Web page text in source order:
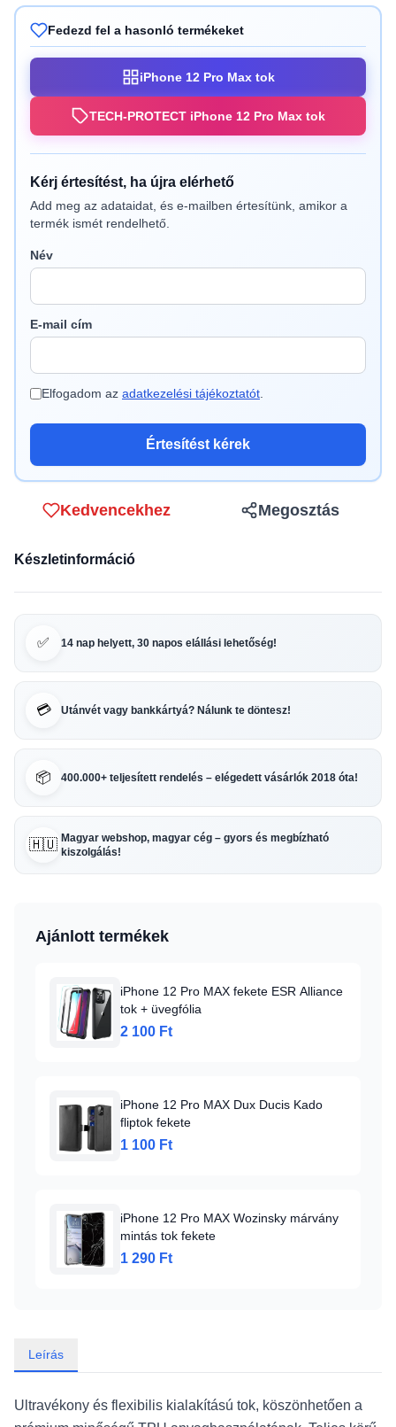
Fedezd fel a hasonló termékeket
iPhone 12 Pro Max tok
TECH-PROTECT iPhone 12 Pro Max tok
Kérj értesítést, ha újra elérhető
Add meg az adataidat, és e-mailben értesítünk, amikor a
termék ismét rendelhető.
Név
E-mail cím
Elfogadom az adatkezelési tájékoztatót
Értesítést kérek
Kedvencekhez Megosztás
Készletinformáció
✅ 14 nap helyett, 30 napos elállási lehetőség!
💳 Utánvét vagy bankkártyá? Nálunk te döntesz!
📦 400.000+ teljesített rendelés – elégedett vásárlók 2018 óta!
🇭🇺 Magyar webshop, magyar cég – gyors és megbízható
kiszolgálás!
Ajánlott termékek
iPhone 12 Pro MAX fekete ESR Alliance
tok + üvegfólia
2 100 Ft
iPhone 12 Pro MAX Dux Ducis Kado
fliptok fekete
1 100 Ft
iPhone 12 Pro MAX Wozinsky márvány
mintás tok fekete
1 290 Ft
Leírás
Ultravékony és flexibilis kialakítású tok, köszönhetően a